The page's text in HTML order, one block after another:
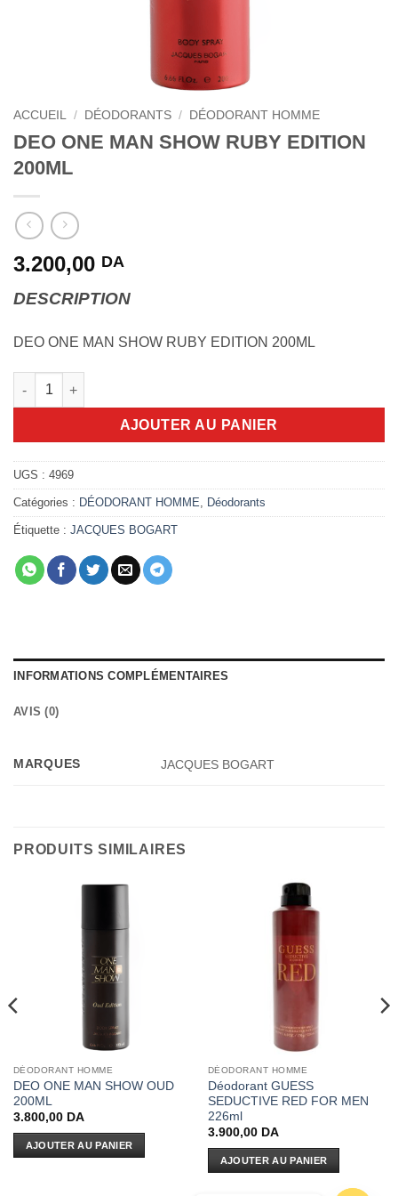
ACCUEIL / DÉODORANTS / DÉODORANT HOMME
DEO ONE MAN SHOW RUBY EDITION
200ML
3.200,00 DA
DESCRIPTION
DEO ONE MAN SHOW RUBY EDITION 200ML
quantité de DEO ONE MAN SHOW RUBY EDITION 200ML
AJOUTER AU PANIER
UGS : 4969
Catégories : DÉODORANT HOMME Déodorants
Étiquette : JACQUES BOGART
INFORMATIONS COMPLÉMENTAIRES
AVIS (0)
MARQUES JACQUES BOGART
PRODUITS SIMILAIRES
DÉODORANT HOMME
DEO ONE MAN SHOW OUD
200ML
3.800,00 DA
AJOUTER AU PANIER
DÉODORANT HOMME
Déodorant GUESS
SEDUCTIVE RED FOR MEN
226ml
3.900,00 DA
AJOUTER AU PANIER